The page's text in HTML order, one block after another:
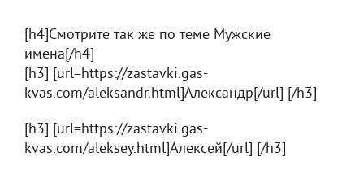
[h4]Смотрите так же по теме Мужские
имена[/h4]
[h3] [url=https://zastavki.gas-
kvas.com/aleksandr.html]Александр[/url] [/h3]
[h3] [url=https://zastavki.gas-
kvas.com/aleksey.html]Алексей[/url] [/h3]